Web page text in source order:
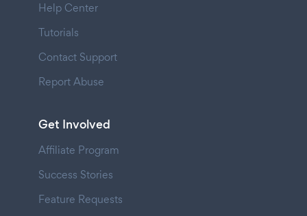
Help Center
Tutorials
Contact Support
Report Abuse
Get Involved
Affiliate Program
Success Stories
Feature Requests